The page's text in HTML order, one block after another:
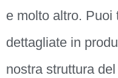
e molto altro. Puoi
dettagliate in
nostra struttura